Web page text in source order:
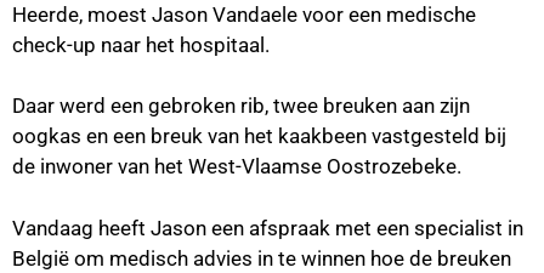
Heerde, moest Jason Vandaele voor een medische
check-up naar het hospitaal.
Daar werd een gebroken rib, twee breuken aan zijn
oogkas en een breuk van het kaakbeen vastgesteld bij
de inwoner van het West-Vlaamse Oostrozebeke.
Vandaag heeft Jason een afspraak met een specialist in
België om medisch advies in te winnen hoe de breuken